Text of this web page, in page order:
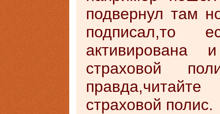
подвернул там
активирована
страховой
страховой полис.